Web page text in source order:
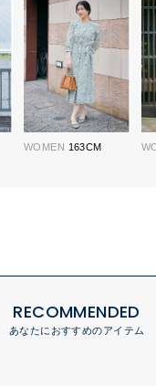
WOMEN 163CM
RECOMMENDED
あなたにおすすめのアイテム